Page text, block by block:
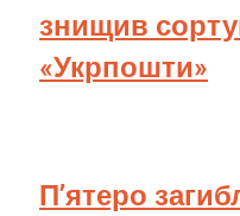
знищив
«Укрпошти»
П’ятеро